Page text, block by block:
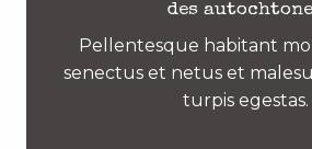
des
Pellentesque habitant
senectus et netus et
turpis egestas.